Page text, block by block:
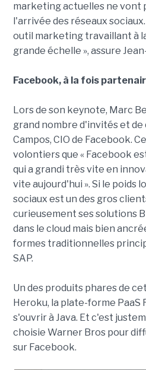
marketing actuelles ne vont
l'arrivée des réseaux
outil marketing travaillant à
grande échelle », assure
Facebook, à la fois
Lors de son keynote, Marc
grand nombre d'invités et de
Campos, CIO de Facebook.
volontiers que « Facebook
qui a grandi très vite en
vite aujourd'hui ». Si le poids
sociaux est un des gros
curieusement ses solutions
dans le cloud mais bien
formes traditionnelles
SAP.
Un des produits phares de
Heroku, la plate-forme PaaS
s'ouvrir à Java. Et c'est
choisie Warner Bros pour
sur Facebook.